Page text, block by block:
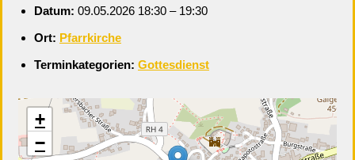
Datum: 09.05.2026 18:30 – 19:30
Ort: Pfarrkirche
Terminkategorien: Gottesdienst
+
−